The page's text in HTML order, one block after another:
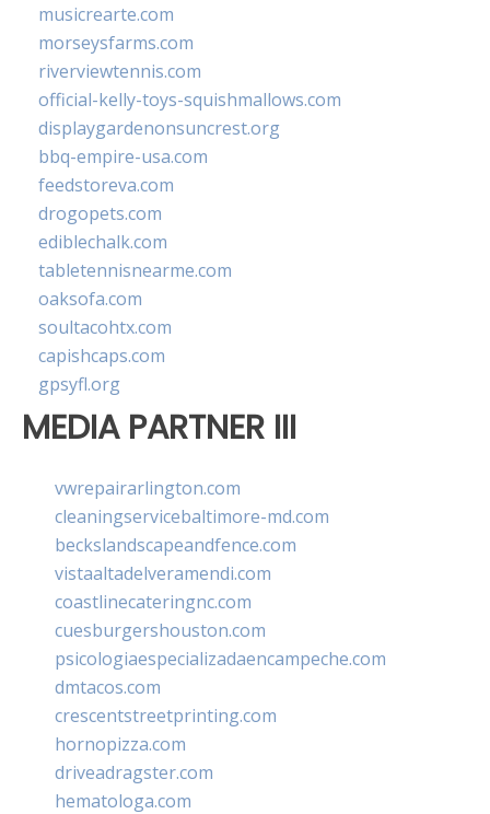
musicrearte.com
morseysfarms.com
riverviewtennis.com
official-kelly-toys-squishmallows.com
displaygardenonsuncrest.org
bbq-empire-usa.com
feedstoreva.com
drogopets.com
ediblechalk.com
tabletennisnearme.com
oaksofa.com
soultacohtx.com
capishcaps.com
gpsyfl.org
MEDIA PARTNER III
vwrepairarlington.com
cleaningservicebaltimore-md.com
beckslandscapeandfence.com
vistaaltadelveramendi.com
coastlinecateringnc.com
cuesburgershouston.com
psicologiaespecializadaencampeche.com
dmtacos.com
crescentstreetprinting.com
hornopizza.com
driveadragster.com
hematologa.com